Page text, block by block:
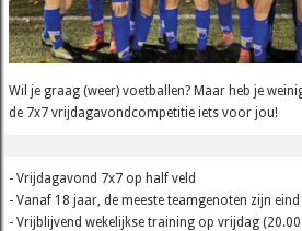
Wil je graag (weer) voetballen? Maar heb je
de 7x7 vrijdagavondcompetitie iets voor jou!
- Vrijdagavond 7x7 op half veld
- Vanaf 18 jaar, de meeste teamgenoten zijn
- Vrijblijvend wekelijkse training op vrijdag